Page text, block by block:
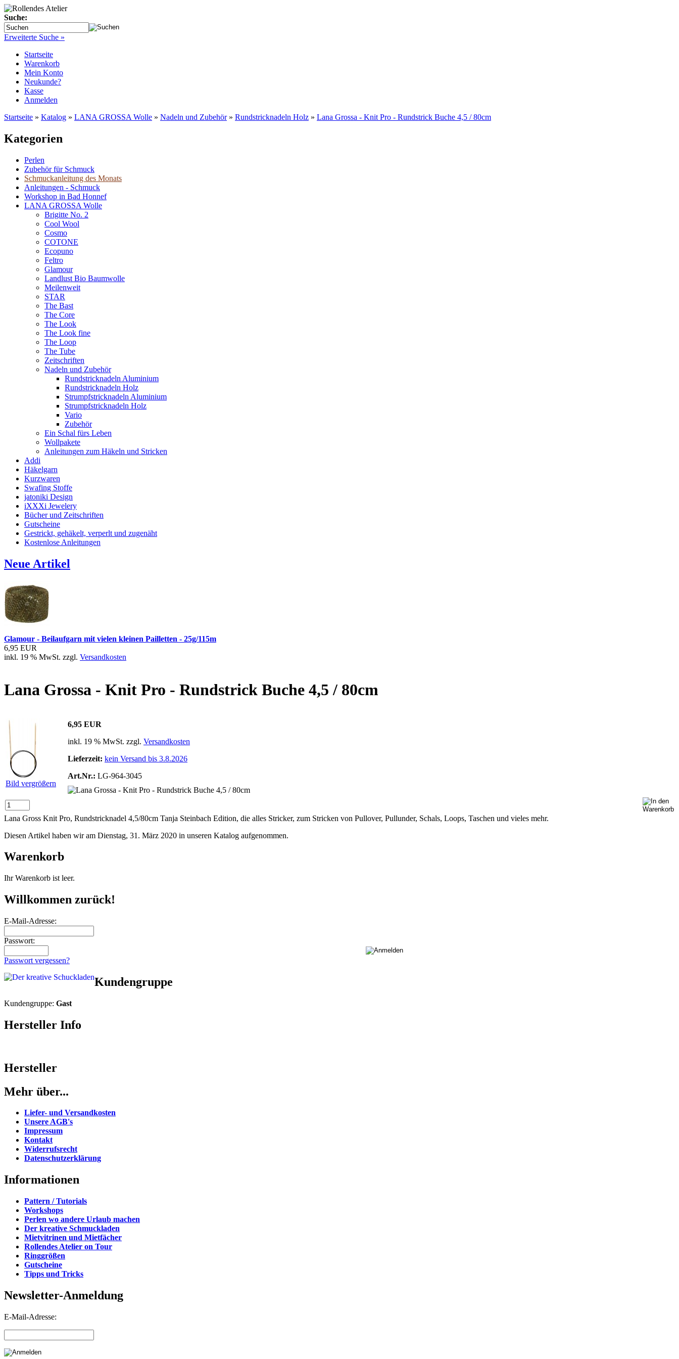
Suche:
Erweiterte Suche »
Startseite
Warenkorb
Mein Konto
Neukunde?
Kasse
Anmelden
Startseite » Katalog » LANA GROSSA Wolle » Nadeln und Zubehör» Rundstricknadeln Holz » Lana Grossa - Knit Pro - Rundstrick Buche 4,5 / 80cm
Kategorien
Perlen
Zubehör für Schmuck
Schmuckanleitung des Monats
Anleitungen - Schmuck
Workshop in Bad Honnef
LANA GROSSA Wolle
Brigitte No. 2
Cool Wool
Cosmo
COTONE
Ecopuno
Feltro
Glamour
Landlust Bio Baumwolle
Meilenweit
STAR
The Bast
The Core
The Look
The Look fine
The Loop
The Tube
Zeitschriften
Nadeln und Zubehör
Rundstricknadeln Aluminium
Rundstricknadeln Holz
Strumpfstricknadeln Aluminium
Strumpfstricknadeln Holz
Vario
Zubehör
Ein Schal fürs Leben
Wollpakete
Anleitungen zum Häkeln und Stricken
Addi
Häkelgarn
Kurzwaren
Swafing Stoffe
jatoniki Design
iXXXi Jewelery
Bücher und Zeitschriften
Gutscheine
Gestrickt, gehäkelt, verperlt und zugenäht
Kostenlose Anleitungen
Neue Artikel
Glamour - Beilaufgarn mit vielen kleinen Pailletten - 25g/115m
6,95 EUR
inkl. 19 % MwSt. zzgl. Versandkosten
Lana Grossa - Knit Pro - Rundstrick Buche 4,5 / 80cm
Bild vergrößern
6,95 EUR
inkl. 19 % MwSt. zzgl. Versandkosten
Lieferzeit: kein Versand bis 3.8.2026
Art.Nr.: LG-964-3045
Lana Gross Knit Pro, Rundstricknadel 4,5/80cm Tanja Steinbach Edition, die alles Stricker, zum Stricken von Pullover, Pullunder, Schals, Loops, Taschen und vieles mehr.
Diesen Artikel haben wir am Dienstag, 31. März 2020 in unseren Katalog aufgenommen.
Warenkorb
Ihr Warenkorb ist leer.
Willkommen zurück!
E-Mail-Adresse:
Passwort:
Passwort vergessen?
Kundengruppe
Kundengruppe: Gast
Hersteller Info
Hersteller
Mehr über...
Liefer- und Versandkosten
Unsere AGB's
Impressum
Kontakt
Widerrufsrecht
Datenschutzerklärung
Informationen
Pattern / Tutorials
Workshops
Perlen wo andere Urlaub machen
Der kreative Schmuckladen
Mietvitrinen und Mietfächer
Rollendes Atelier on Tour
Ringgrößen
Gutscheine
Tipps und Tricks
Newsletter-Anmeldung
E-Mail-Adresse: